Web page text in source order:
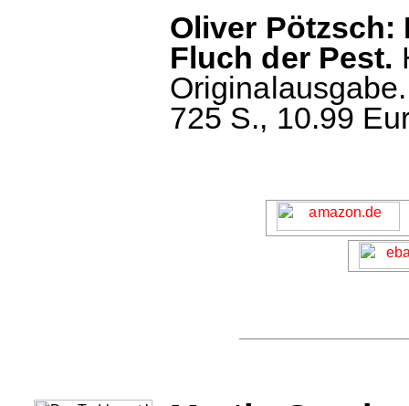
Oliver Pötzsch:
Fluch der Pest.
725 S., 10.99